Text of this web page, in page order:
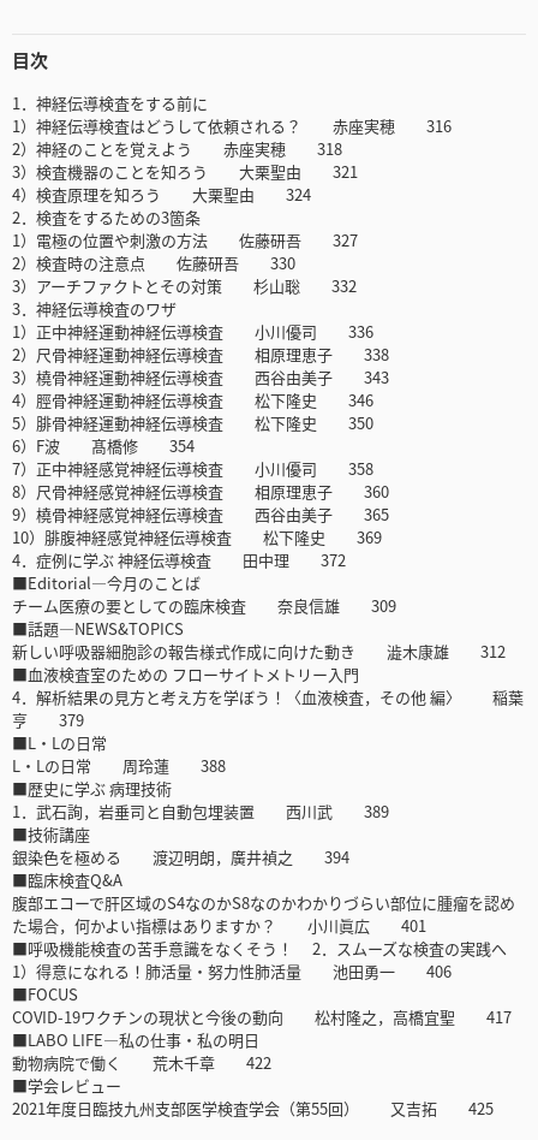
目次
1．神経伝導検査をする前に
1）神経伝導検査はどうして依頼される？ 赤座実穂 316
2）神経のことを覚えよう 赤座実穂 318
3）検査機器のことを知ろう 大栗聖由 321
4）検査原理を知ろう 大栗聖由 324
2．検査をするための3箇条
1）電極の位置や刺激の方法 佐藤研吾 327
2）検査時の注意点 佐藤研吾 330
3）アーチファクトとその対策 杉山聡 332
3．神経伝導検査のワザ
1）正中神経運動神経伝導検査 小川優司 336
2）尺骨神経運動神経伝導検査 相原理恵子 338
3）橈骨神経運動神経伝導検査 西谷由美子 343
4）脛骨神経運動神経伝導検査 松下隆史 346
5）腓骨神経運動神経伝導検査 松下隆史 350
6）F波 髙橋修 354
7）正中神経感覚神経伝導検査 小川優司 358
8）尺骨神経感覚神経伝導検査 相原理恵子 360
9）橈骨神経感覚神経伝導検査 西谷由美子 365
10）腓腹神経感覚神経伝導検査 松下隆史 369
4．症例に学ぶ 神経伝導検査 田中理 372
■Editorial―今月のことば
チーム医療の要としての臨床検査 奈良信雄 309
■話題―NEWS&TOPICS
新しい呼吸器細胞診の報告様式作成に向けた動き 澁木康雄 312
■血液検査室のための フローサイトメトリー入門
4．解析結果の見方と考え方を学ぼう！〈血液検査，その他 編〉 稲葉
亨 379
■L・Lの日常
L・Lの日常 周玲蓮 388
■歴史に学ぶ 病理技術
1．武石詢，岩垂司と自動包埋装置 西川武 389
■技術講座
銀染色を極める 渡辺明朗，廣井禎之 394
■臨床検査Q&A
腹部エコーで肝区域のS4なのかS8なのかわかりづらい部位に腫瘤を認め
た場合，何かよい指標はありますか？ 小川眞広 401
■呼吸機能検査の苦手意識をなくそう！ 2．スムーズな検査の実践へ
1）得意になれる！肺活量・努力性肺活量 池田勇一 406
■FOCUS
COVID-19ワクチンの現状と今後の動向 松村隆之，高橋宜聖 417
■LABO LIFE―私の仕事・私の明日
動物病院で働く 荒木千章 422
■学会レビュー
2021年度日臨技九州支部医学検査学会（第55回） 又吉拓 425